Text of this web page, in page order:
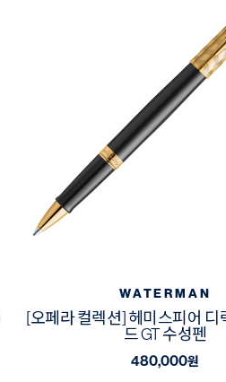
WATERMAN
[오페라 컬렉션] 헤미스피어 디
드 GT 수성펜
480,000원